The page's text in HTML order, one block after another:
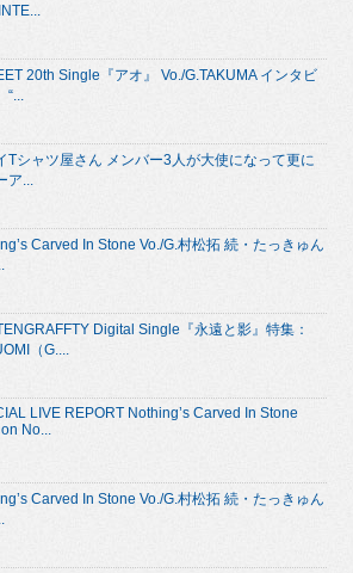
20th Single『アオ』 Vo./G.TAKUMA インタビ
Tシャツ屋さん メンバー3人が大使になって更に
...
Carved In Stone Vo./G.村松拓 続・たっきゅん
Digital Single『永遠と影』特集：
（G....
LIVE REPORT Nothing’s Carved In Stone
No...
Carved In Stone Vo./G.村松拓 続・たっきゅん